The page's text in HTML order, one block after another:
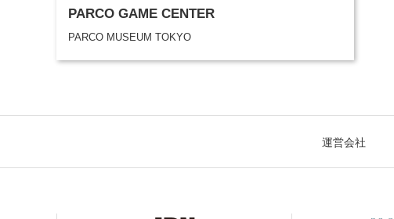
PARCO GAME CENTER
PARCO MUSEUM TOKYO
運営会社